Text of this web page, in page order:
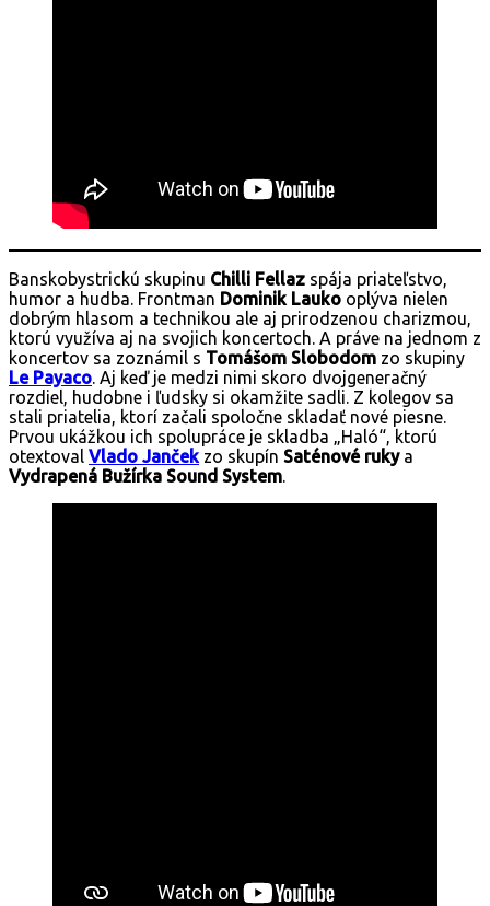
Banskobystrickú skupinu Chilli Fellaz spája priateľstvo,
humor a hudba. Frontman Dominik Lauko oplýva nielen
dobrým hlasom a technikou ale aj prirodzenou charizmou,
ktorú využíva aj na svojich koncertoch. A práve na jednom z
koncertov sa zoznámil s Tomášom Slobodom zo skupiny
Le Payaco. Aj keď je medzi nimi skoro dvojgeneračný
rozdiel, hudobne i ľudsky si okamžite sadli. Z kolegov sa
stali priatelia, ktorí začali spoločne skladať nové piesne.
Prvou ukážkou ich spolupráce je skladba „Haló“, ktorú
otextoval Vlado Janček zo skupín Saténové rukya
Vydrapená Bužírka Sound System.